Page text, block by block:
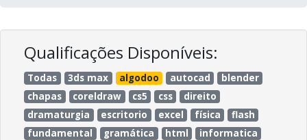
Qualificações Disponíveis:
Todas 3ds max algodoo autocad
blender
chapas
coreldraw cs5 css
direito
dramaturgia
escritorio excel física
flash
fundamental
gramática html
informatica